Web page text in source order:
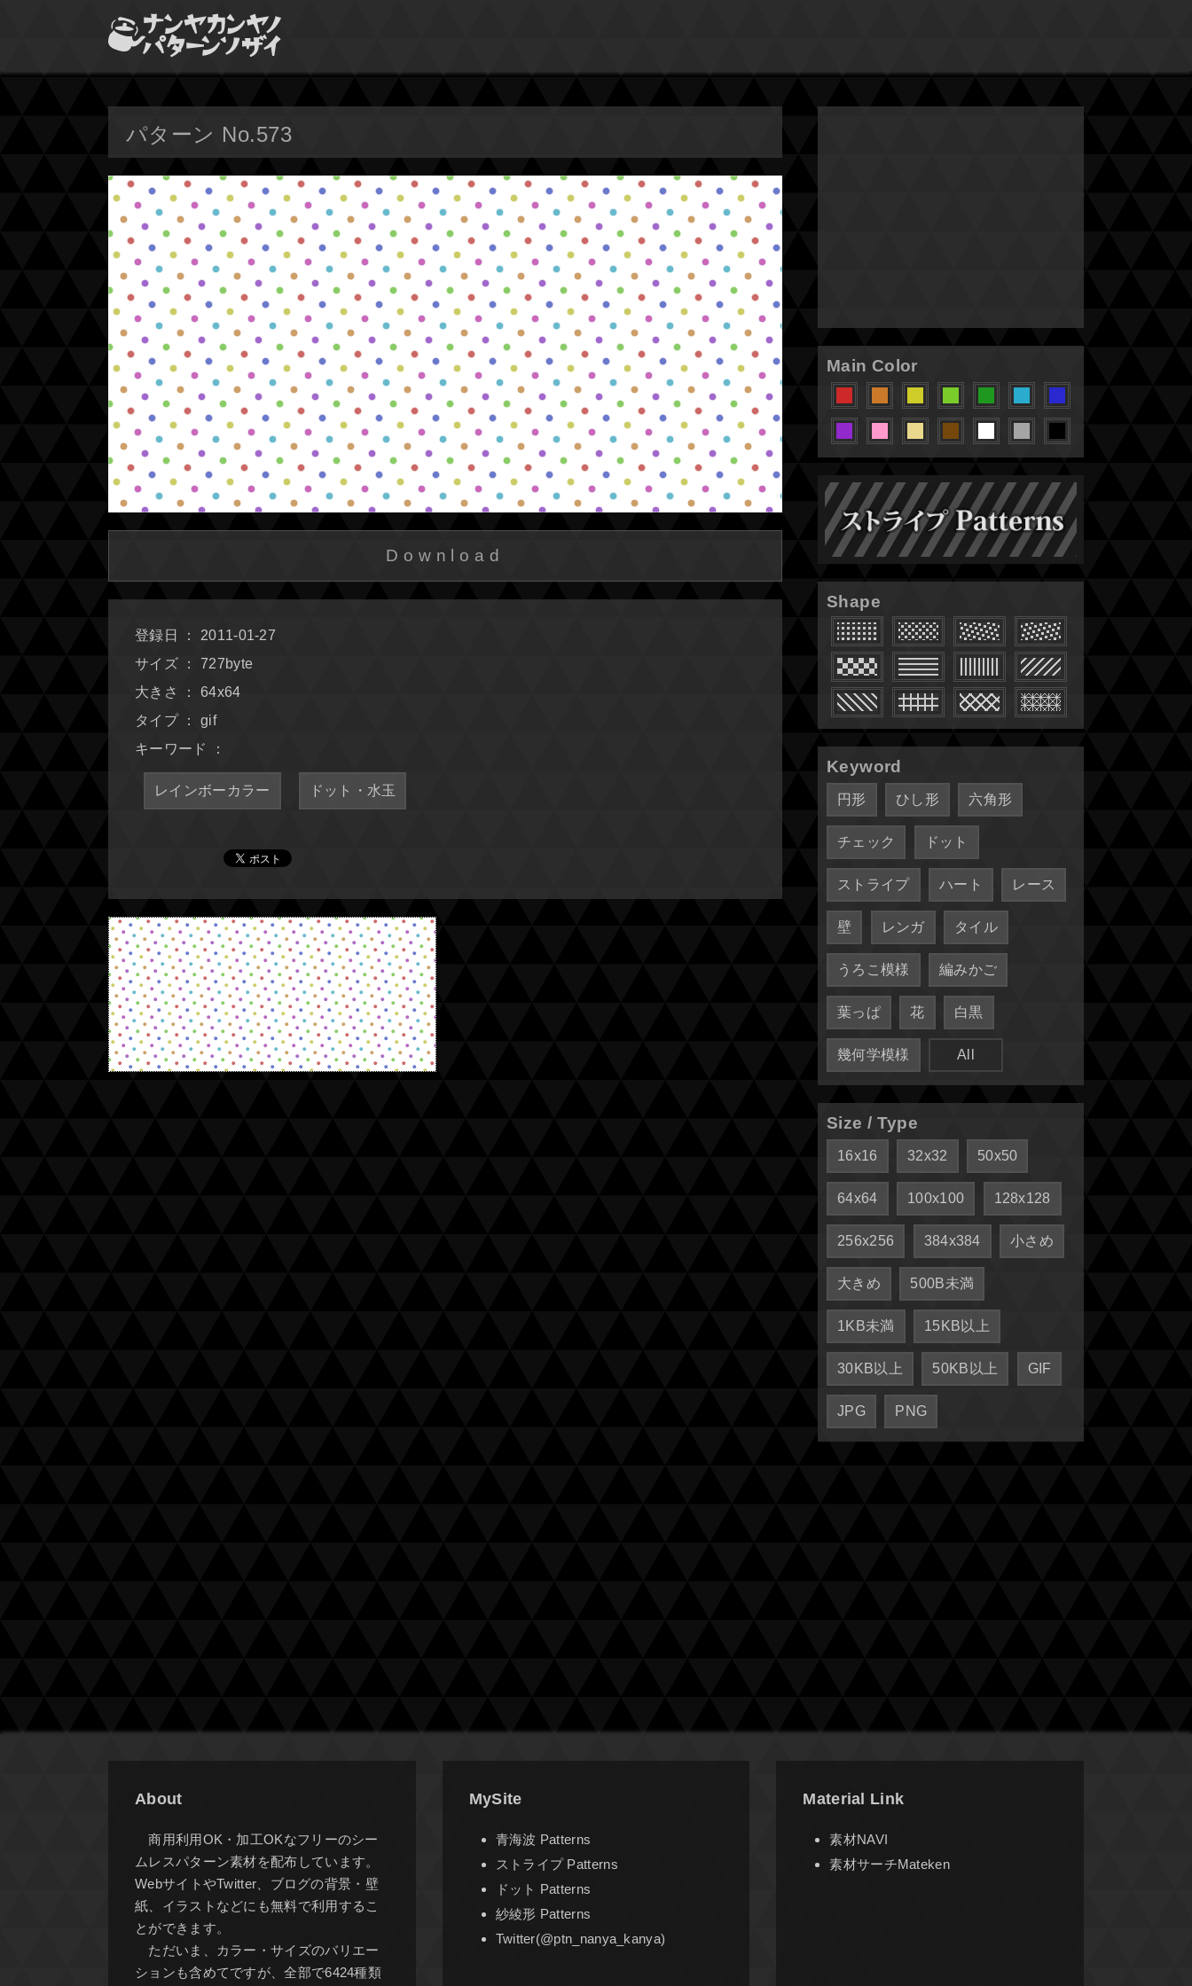
パターン No.573
Download
登録日 ： 2011-01-27
サイズ ： 727byte
大きさ ： 64x64
タイプ ： gif
キーワード ：
レインボーカラー ドット・水玉
Main Color
Shape
Keyword
円形 ひし形 六角形
チェック ドット
ストライプ ハート レース
壁 レンガ タイル
うろこ模様 編みかご
葉っぱ 花 白黒
幾何学模様 All
Size / Type
16x16 32x32 50x50
64x64 100x100 128x128
256x256 384x384 小さめ
大きめ 500B未満
1KB未満 15KB以上
30KB以上 50KB以上 GIF
JPG PNG
About
商用利用OK・加工OKなフリーのシー
ムレスパターン素材を配布しています。
WebサイトやTwitter、ブログの背景・壁
紙、イラストなどにも無料で利用するこ
とができます。
ただいま、カラー・サイズのバリエー
ションも含めてですが、全部で6424種類
MySite
青海波 Patterns
ストライプ Patterns
ドット Patterns
紗綾形 Patterns
Twitter(@ptn_nanya_kanya)
Material Link
素材NAVI
素材サーチMateken